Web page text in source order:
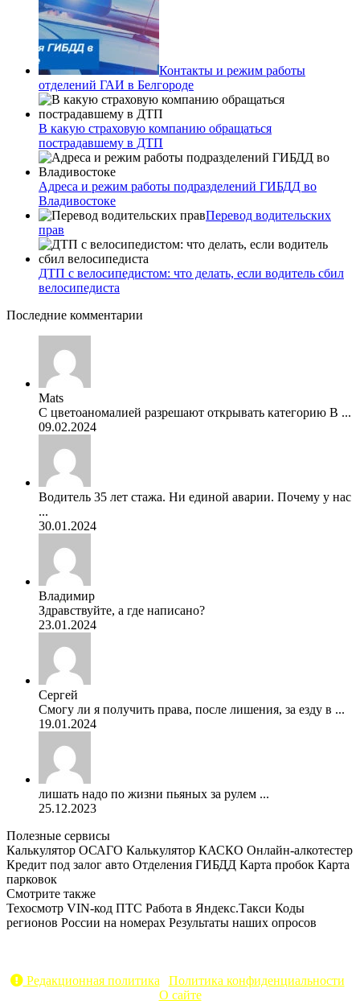
Контакты и режим работы
отделений ГАИ в Белгороде
В какую страховую компанию обращаться
пострадавшему в ДТП
Адреса и режим работы подразделений ГИБДД во
Владивостоке
Перевод водительских
прав
ДТП с велосипедистом: что делать, если водитель сбил
велосипедиста
Последние комментарии
Mats
С цветоаномалией разрешают открывать категорию В ...
09.02.2024
Водитель 35 лет стажа. Ни единой аварии. Почему у нас
...
30.01.2024
Владимир
Здравствуйте, а где написано?
23.01.2024
Сергей
Смогу ли я получить права, после лишения, за езду в ...
19.01.2024
лишать надо по жизни пьяных за рулем ...
25.12.2023
Полезные сервисы
Калькулятор ОСАГО Калькулятор КАСКО Онлайн-алкотестер
Кредит под залог авто Отделения ГИБДД Карта пробок Карта
парковок
Смотрите также
Техосмотр VIN-код ПТС Работа в Яндекс.Такси Коды
регионов России на номерах Результаты наших опросов
Редакционная политика
Политика конфиденциальности
О сайте